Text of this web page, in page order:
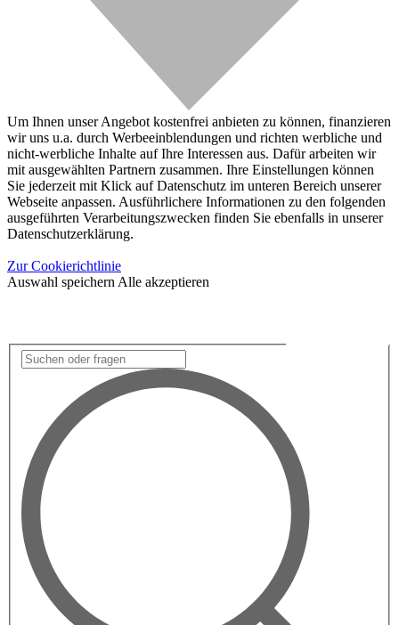
Um Ihnen unser Angebot kostenfrei anbieten zu können, finanzieren
wir uns u.a. durch Werbeeinblendungen und richten werbliche und
nicht-werbliche Inhalte auf Ihre Interessen aus. Dafür arbeiten wir
mit ausgewählten Partnern zusammen. Ihre Einstellungen können
Sie jederzeit mit Klick auf Datenschutz im unteren Bereich unserer
Webseite anpassen. Ausführlichere Informationen zu den folgenden
ausgeführten Verarbeitungszwecken finden Sie ebenfalls in unserer
Datenschutzerklärung.
Zur Cookierichtlinie
Auswahl speichern Alle akzeptieren